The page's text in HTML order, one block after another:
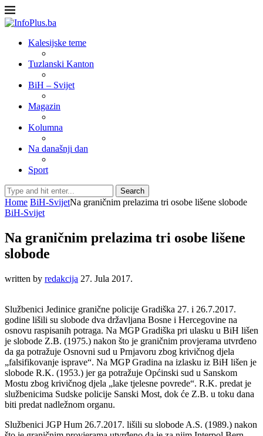
Kalesijske teme
Tuzlanski Kanton
BiH – Svijet
Magazin
Kolumna
Na današnji dan
Sport
Search
Home BiH-SvijetNa graničnim prelazima tri osobe lišene slobode
BiH-Svijet
Na graničnim prelazima tri osobe lišene
slobode
written by redakcija 27. Jula 2017.
Službenici Jedinice granične policije Gradiška 27. i 26.7.2017.
godine lišili su slobode dva državljana Bosne i Hercegovine na
osnovu raspisanih potraga. Na MGP Gradiška pri ulasku u BiH lišen
je slobode Z.B. (1975.) nakon što je graničnim provjerama utvrđeno
da ga potražuje Osnovni sud u Prnjavoru zbog krivičnog djela
„falsifikovanje isprave“. Na MGP Gradina na izlasku iz BiH lišen je
slobode R.K. (1953.) jer ga potražuje Općinski sud u Sanskom
Mostu zbog krivičnog djela „lake tjelesne povrede“. R.K. predat je
službenicima Sudske policije Sanski Most, dok će Z.B. u toku dana
biti predat nadležnom organu.
Službenici JGP Hum 26.7.2017. lišili su slobode A.S. (1989.) nakon